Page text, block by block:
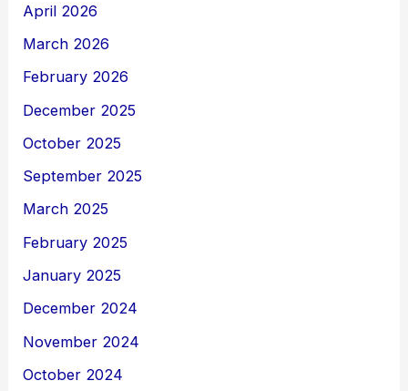
April 2026
March 2026
February 2026
December 2025
October 2025
September 2025
March 2025
February 2025
January 2025
December 2024
November 2024
October 2024